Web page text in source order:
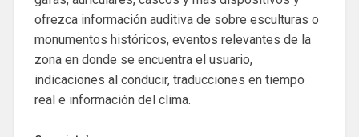
ofrezca información auditiva de sobre esculturas o
monumentos históricos, eventos relevantes de la
zona en donde se encuentra el usuario,
indicaciones al conducir, traducciones en tiempo
real e información del clima.